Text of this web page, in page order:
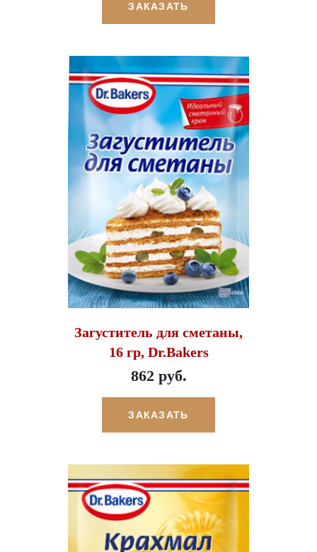
ЗАКАЗАТЬ
Загуститель для сметаны,
16 гр, Dr.Bakers
862 руб.
ЗАКАЗАТЬ